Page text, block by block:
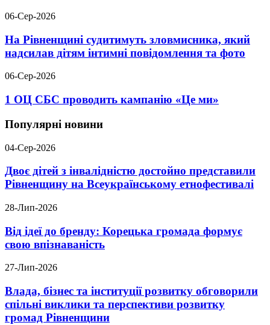
06-Сер-2026
На Рівненщині судитимуть зловмисника, який
надсилав дітям інтимні повідомлення та фото
06-Сер-2026
1 ОЦ СБС проводить кампанію «Це ми»
Популярні новини
04-Сер-2026
Двоє дітей з інвалідністю достойно представили
Рівненщину на Всеукраїнському етнофестивалі
28-Лип-2026
Від ідеї до бренду: Корецька громада формує
свою впізнаваність
27-Лип-2026
Влада, бізнес та інституції розвитку обговорили
спільні виклики та перспективи розвитку
громад Рівненщини